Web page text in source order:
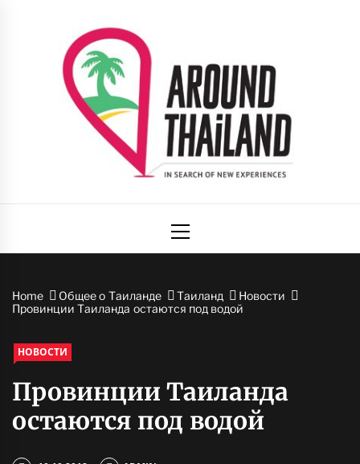
Таиланда
Menu
Home Общее о Таиланде Таиланд
Новости
Провинции Таиланда остаются под водой
НОВОСТИ
Провинции Таиланда
остаются под водой